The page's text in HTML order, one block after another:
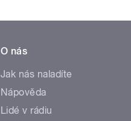
O nás
Jak nás naladíte
Nápověda
Lidé v rádiu